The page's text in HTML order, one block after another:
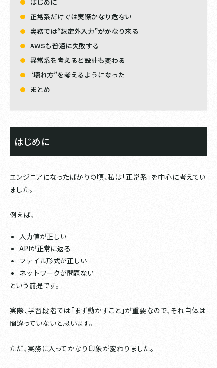
はじめに
正常系だけでは実際かなり危ない
実務では“想定外入力”がかなり来る
AWSも普通に失敗する
異常系を考えると設計も変わる
“壊れ方”を考えるようになった
まとめ
はじめに
エンジニアになったばかりの頃、私は「正常系」を中心に考えてい
ました。
例えば、
入力値が正しい
APIが正常に返る
ファイル形式が正しい
ネットワークが問題ない
という前提です。
実際、学習段階では「まず動かすこと」が重要なので、それ自体は
間違っていないと思います。
ただ、実務に入ってかなり印象が変わりました。